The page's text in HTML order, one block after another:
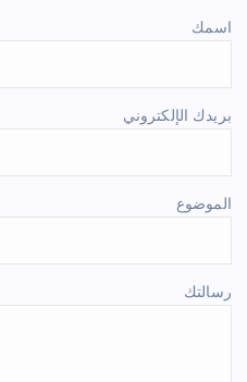
اسمك
بريدك الإلكتروني
الموضوع
رسالتك